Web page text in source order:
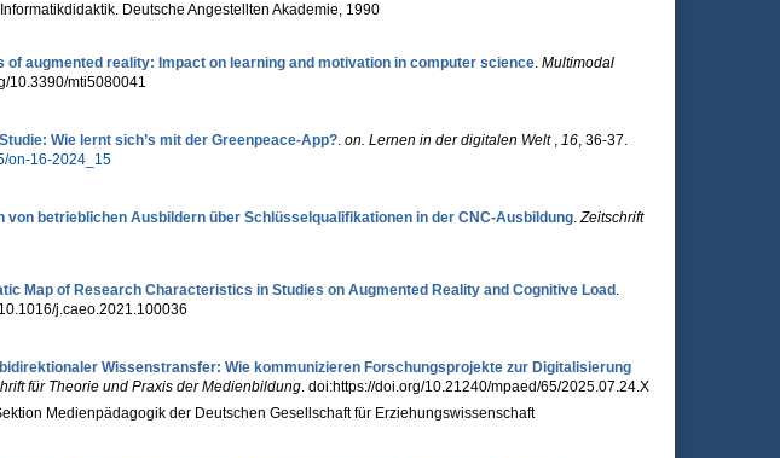
Deutsche Angestellten Akademie, 1990
of augmented reality: Impact on learning and motivation in computer science. Multimodal
10.3390/mti5080041
Studie: Wie lernt sich’s mit der Greenpeace-App?. on. Lernen in der digitalen Welt , 16, 36-37.
on-16-2024_15
von be­trieblichen Ausbil­dern über Schlüsselqualifikationen in der CNC-Ausbildung.Zeitschrift
Map of Research Characteristics in Studies on Augmented Reality and Cognitive Load .
j.caeo.2021.100036
Wissenstransfer: Wie kommunizieren Forschungsprojekte zur Digitalisierung
für Theorie und Praxis der Medienbildung. doi:https://doi.org/10.21240/mpaed/65/2025.07.24.X
Medienpädagogik der Deutschen Gesellschaft für Erziehungswissenschaft